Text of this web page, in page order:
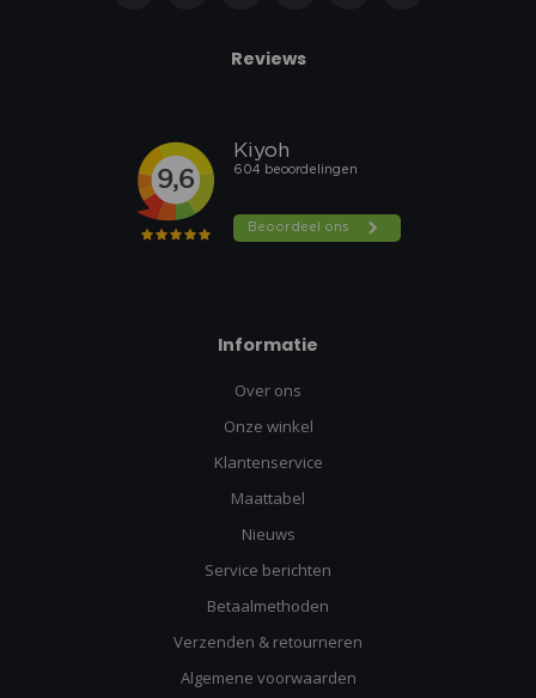
Reviews
Informatie
Over ons
Onze winkel
Klantenservice
Maattabel
Nieuws
Service berichten
Betaalmethoden
Verzenden & retourneren
Algemene voorwaarden